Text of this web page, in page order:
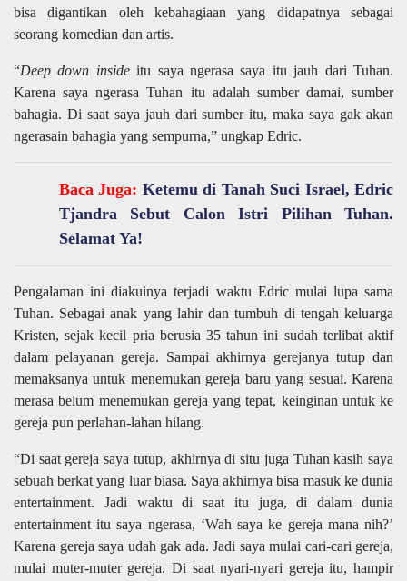
bisa digantikan oleh kebahagiaan yang didapatnya sebagai
seorang komedian dan artis.
“Deep down insideitu saya ngerasa saya itu jauh dari Tuhan.
Karena saya ngerasa Tuhan itu adalah sumber damai, sumber
bahagia. Di saat saya jauh dari sumber itu, maka saya gak akan
ngerasain bahagia yang sempurna,” ungkap Edric.
Baca Juga: Ketemu di Tanah Suci Israel, Edric
Tjandra Sebut Calon Istri Pilihan Tuhan.
Selamat Ya!
Pengalaman ini diakuinya terjadi waktu Edric mulai lupa sama
Tuhan. Sebagai anak yang lahir dan tumbuh di tengah keluarga
Kristen, sejak kecil pria berusia 35 tahun ini sudah terlibat aktif
dalam pelayanan gereja. Sampai akhirnya gerejanya tutup dan
memaksanya untuk menemukan gereja baru yang sesuai. Karena
merasa belum menemukan gereja yang tepat, keinginan untuk ke
gereja pun perlahan-lahan hilang.
“Di saat gereja saya tutup, akhirnya di situ juga Tuhan kasih saya
sebuah berkat yang luar biasa. Saya akhirnya bisa masuk ke dunia
entertainment. Jadi waktu di saat itu juga, di dalam dunia
entertainment itu saya ngerasa, ‘Wah saya ke gereja mana nih?’
Karena gereja saya udah gak ada. Jadi saya mulai cari-cari gereja,
mulai muter-muter gereja. Di saat nyari-nyari gereja itu, hampir